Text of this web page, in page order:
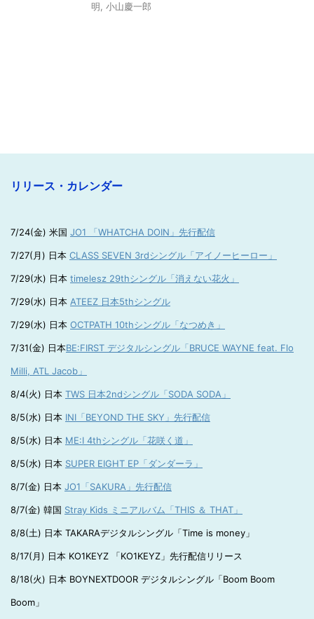
明 小山慶一郎
リリース・カレンダー
7/24(金) 米国 JO1 「WHATCHA DOIN」先行配信
7/27(月) 日本 CLASS SEVEN 3rdシングル「アイノーヒーロー」
7/29(水) 日本 timelesz 29thシングル「消えない花火」
7/29(水) 日本 ATEEZ 日本5thシングル
7/29(水) 日本 OCTPATH 10thシングル「なつめき」
7/31(金) 日本BE:FIRST デジタルシングル「BRUCE WAYNE feat. Flo
Milli, ATL Jacob」
8/4(火) 日本 TWS 日本2ndシングル「SODA SODA」
8/5(水) 日本 INI「BEYOND THE SKY」先行配信
8/5(水) 日本 ME:I 4thシングル「花咲く道」
8/5(水) 日本 SUPER EIGHT EP「ダンダーラ」
8/7(金) 日本 JO1「SAKURA」先行配信
8/7(金) 韓国 Stray Kids ミニアルバム「THIS ＆ THAT」
8/8(土) 日本 TAKARAデジタルシングル「Time is money」
8/17(月) 日本 KO1KEYZ 「KO1KEYZ」先行配信リリース
8/18(火) 日本 BOYNEXTDOOR デジタルシングル「Boom Boom
Boom」